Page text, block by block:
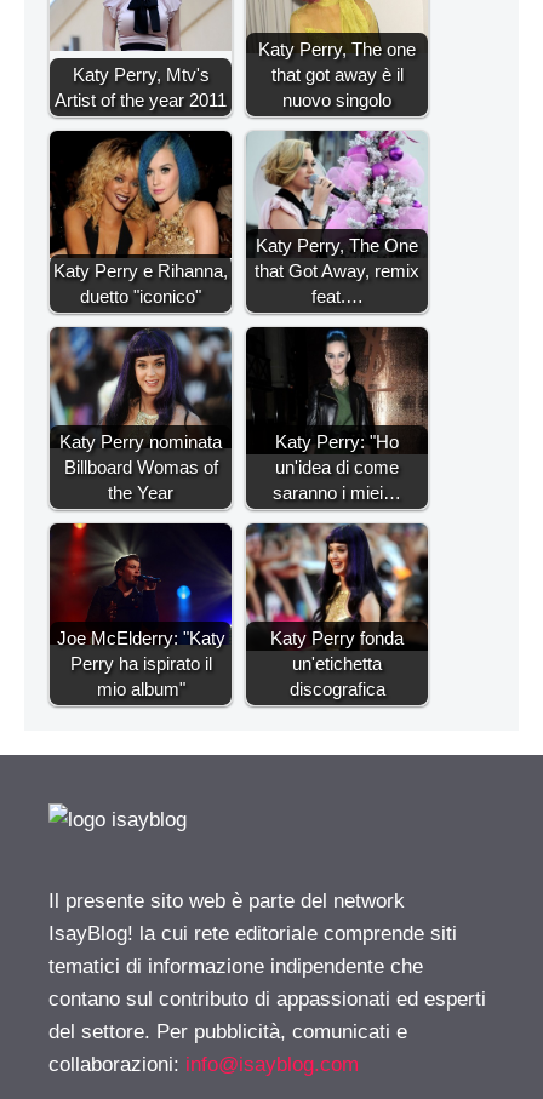
Katy Perry, Mtv's
Artist of the year 2011
Katy Perry, The one
that got away è il
nuovo singolo
Katy Perry e Rihanna,
duetto "iconico"
Katy Perry, The One
that Got Away, remix
feat.…
Katy Perry nominata
Billboard Womas of
the Year
Katy Perry: "Ho
un'idea di come
saranno i miei…
Joe McElderry: "Katy
Perry ha ispirato il
mio album"
Katy Perry fonda
un'etichetta
discografica
Il presente sito web è parte del network
IsayBlog! la cui rete editoriale comprende siti
tematici di informazione indipendente che
contano sul contributo di appassionati ed esperti
del settore. Per pubblicità, comunicati e
collaborazioni: info@isayblog.com